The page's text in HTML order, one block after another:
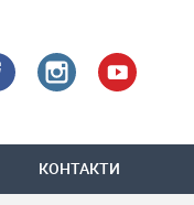
КОНТАКТИ